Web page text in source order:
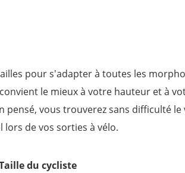
pour s'adapter à toutes les
le mieux à votre hauteur et à
pensé, vous trouverez sans difficulté le
de vos sorties à vélo.
du cycliste